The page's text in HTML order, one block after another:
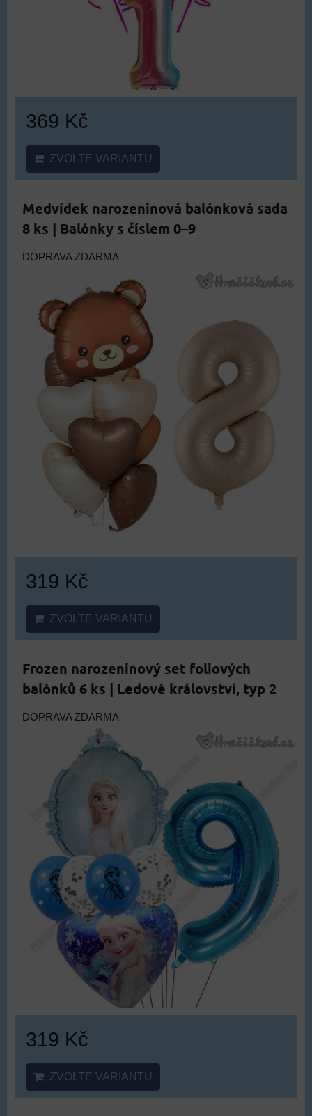
369 Kč
ZVOLTE VARIANTU
Medvídek narozeninová balónková sada
8 ks | Balónky s číslem 0–9
DOPRAVA ZDARMA
319 Kč
ZVOLTE VARIANTU
Frozen narozeninový set foliových
balónků 6 ks | Ledové království, typ 2
DOPRAVA ZDARMA
319 Kč
ZVOLTE VARIANTU